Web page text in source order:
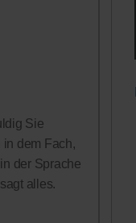
Sie
dem Fach,
der Sprache
alles.